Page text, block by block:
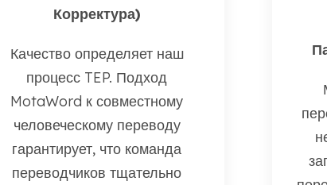
Корректура)
Качество определяет наш
процесс TEP. Подход
MotaWord к совместному
человеческому переводу
гарантирует, что команда
переводчиков тщательно